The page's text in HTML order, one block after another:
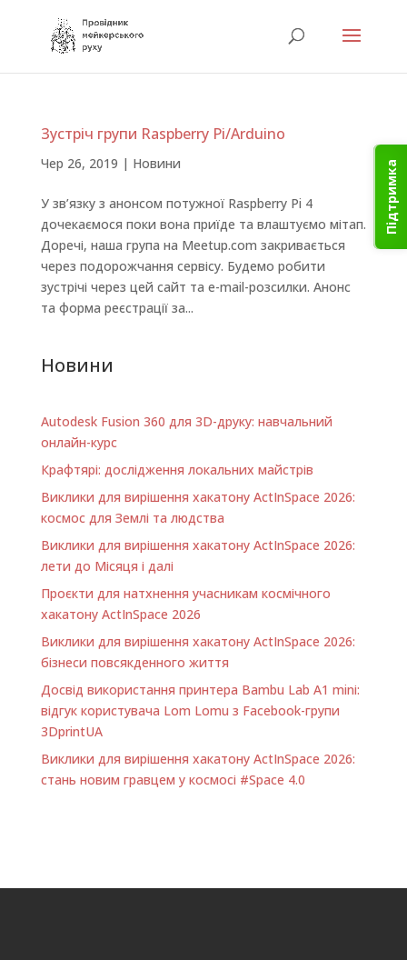
Підтримка
Зустріч групи Raspberry Pi/Arduino
Чер 26, 2019 | Новини
У зв’язку з анонсом потужної Raspberry Pi 4
дочекаємося поки вона приїде та влаштуємо мітап.
Доречі, наша група на Meetup.com закривається
через подорожчання сервісу. Будемо робити
зустрічі через цей сайт та e-mail-розсилки. Анонс
та форма реєстрації за...
Новини
Autodesk Fusion 360 для 3D-друку: навчальний
онлайн-курс
Крафтярі: дослідження локальних майстрів
Виклики для вирішення хакатону ActInSpace 2026:
космос для Землі та людства
Виклики для вирішення хакатону ActInSpace 2026:
лети до Місяця і далі
Проєкти для натхнення учасникам космічного
хакатону ActInSpace 2026
Виклики для вирішення хакатону ActInSpace 2026:
бізнеси повсякденного життя
Досвід використання принтера Bambu Lab A1 minі:
відгук користувача Lom Lomu з Facebook-групи
3DprintUA
Виклики для вирішення хакатону ActInSpace 2026:
стань новим гравцем у космосі #Space 4.0